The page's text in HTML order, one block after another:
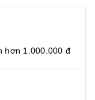
hơn 1.000.000 đ